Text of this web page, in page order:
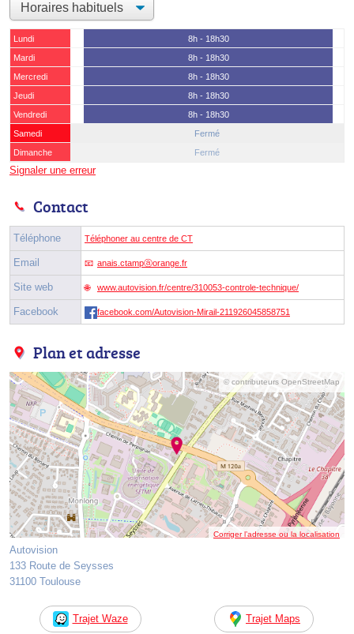
Lundi
8h - 18h30
Mardi
8h - 18h30
Mercredi
8h - 18h30
Jeudi
8h - 18h30
Vendredi
8h - 18h30
Samedi
Fermé
Dimanche
Fermé
Signaler une erreur
Contact
Téléphone Téléphoner au centre de CT
Email anais.ctampⓐorange.fr
Site web www.autovision.fr/centre/310053-controle-technique/
Facebook facebook.com/Autovision-Mirail-211926045858751
Plan et adresse
© contributeurs OpenStreetMap
Corriger l’adresse ou la localisation
Autovision
133 Route de Seysses
31100 Toulouse
Trajet Waze Trajet Maps